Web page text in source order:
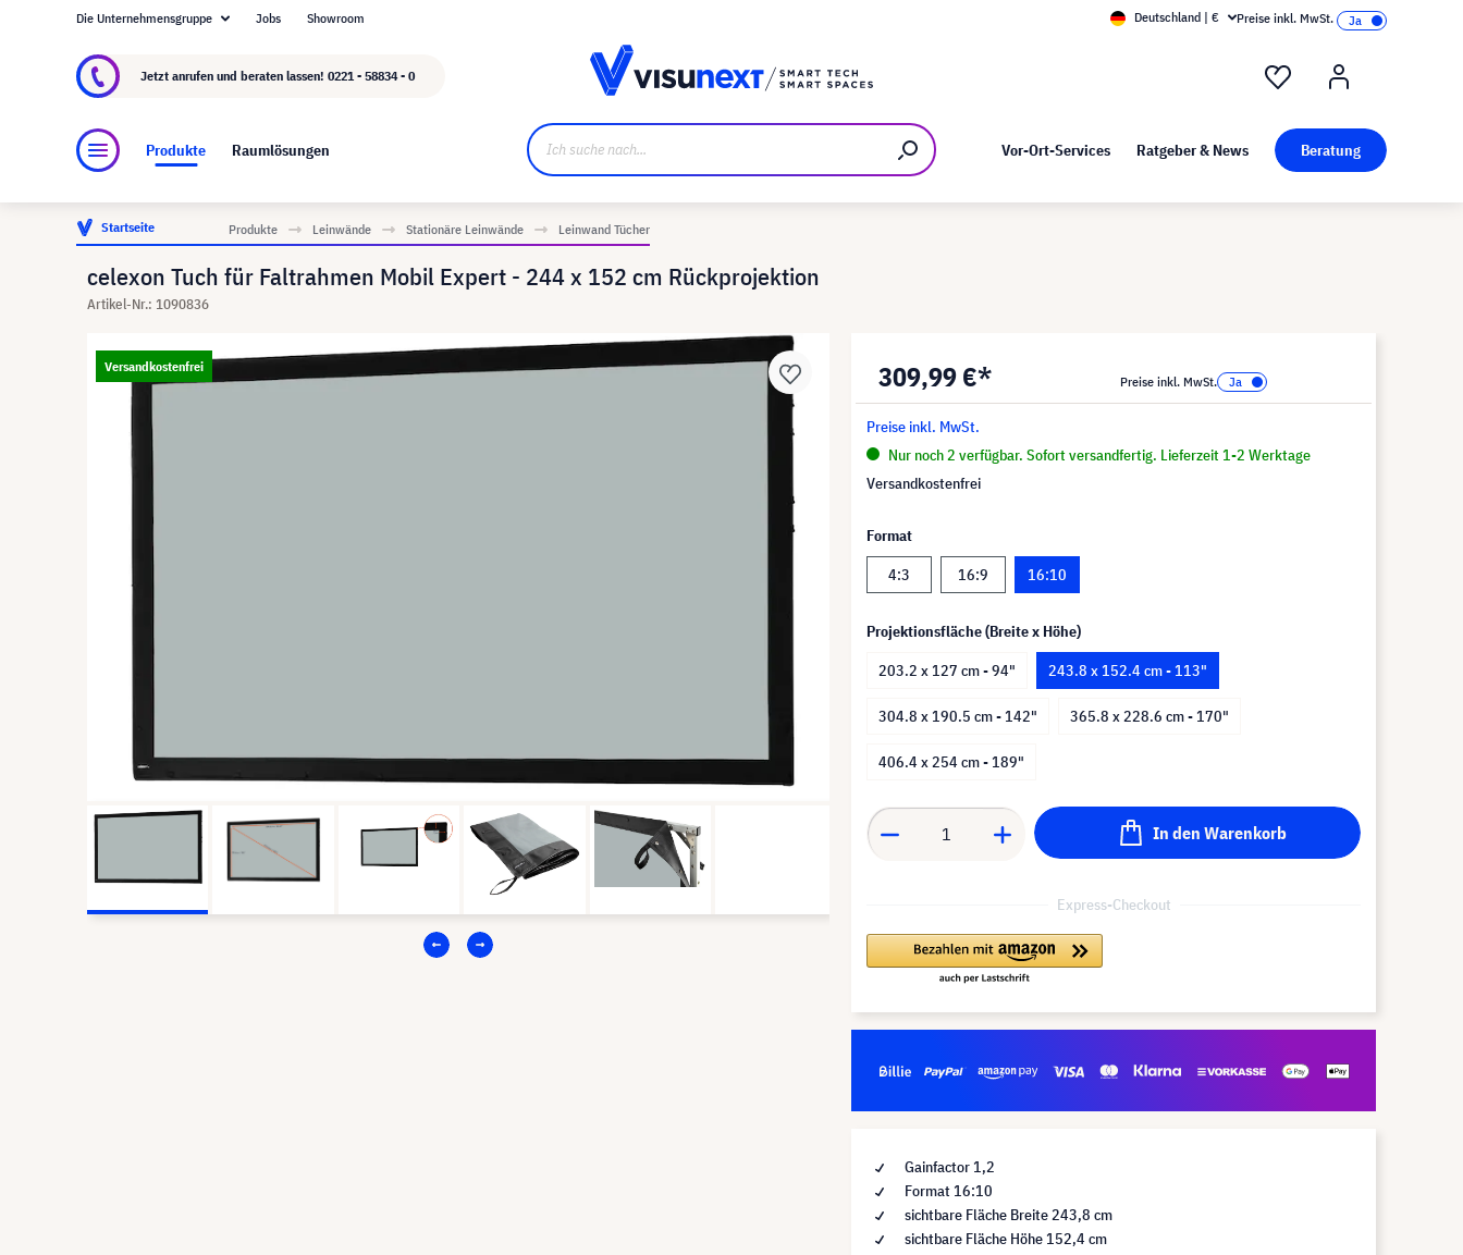
Über visunext.de Kunst bei visunext
Die Unternehmensgruppe Jobs Showroom Deutschland | € Preise inkl. MwSt.
Jetzt anrufen und beraten lassen! 0221 - 58834 - 0
Produkte Raumlösungen Vor-Ort-Services Ratgeber & News Beratung
Startseite Produkte Leinwände Stationäre Leinwände Leinwand Tücher
celexon Tuch für Faltrahmen Mobil Expert - 244 x 152 cm Rückprojektion
Artikel-Nr.: 1090836
Versandkostenfrei 309,99 €* Preise inkl. MwSt.
Preise inkl. MwSt.
Nur noch 2 verfügbar. Sofort versandfertig. Lieferzeit 1-2 Werktage
Versandkostenfrei
Format
4:3
16:9 16:10
Projektionsfläche (Breite x Höhe)
203.2 x 127 cm - 94"
243.8 x 152.4 cm - 113"
304.8 x 190.5 cm - 142" 365.8 x 228.6 cm - 170"
406.4 x 254 cm - 189"
In den Warenkorb
Express-Checkout
Gainfactor 1,2
Format 16:10
sichtbare Fläche Breite 243,8 cm
sichtbare Fläche Höhe 152,4 cm